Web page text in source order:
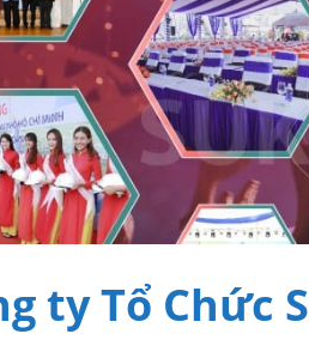
ty Tổ Chức